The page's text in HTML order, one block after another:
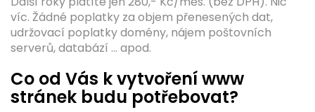
víc. Žádné poplatky za objem přenesených dat,
udržovací poplatky domény, nájem poštovních
serverů, databází ... apod.
Co od Vás k vytvoření www
stránek budu potřebovat?